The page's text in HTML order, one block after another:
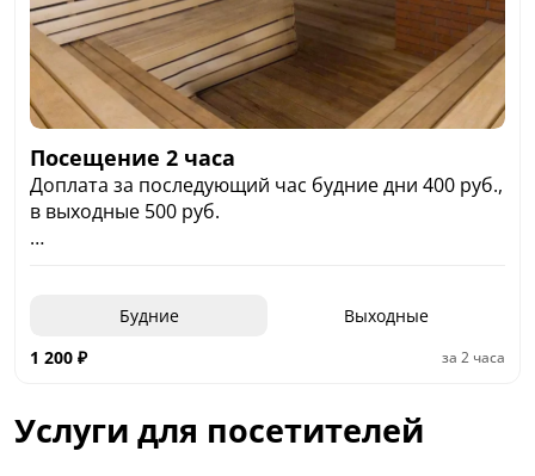
Посещение 2 часа
Доплата за последующий час будние дни 400 руб.,
в выходные 500 руб.
СР-ВС - мужские дни
Будние
Выходные
1 200 ₽ за 2 часа
Услуги для посетителей